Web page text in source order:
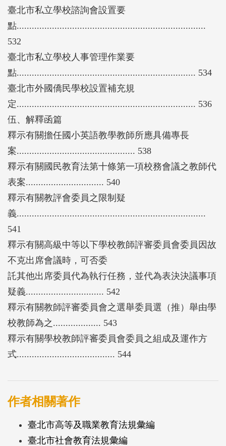
臺北市私立學校諮詢會設置要
點...........................................................................
532
臺北市私立學校人事管理作業要
點....................................................................... 534
臺北市外國僑民學校設置補充規
定....................................................................... 536
伍、解釋函篇
釋示有關擔任國小英語教學教師所應具備專長
案............................................... 538
釋示有關國民教育法第十條第一項校務會議之教師代
表案............................... 540
釋示有關教評會委員之限制疑
義...........................................................................
541
釋示有關高級中等以下學校教師評審委員會委員因故
不克出席會議時，可否委
託其他出席委員代為執行任務，並代為表決決議事項
疑義............................... 542
釋示有關教師評審委員會之選舉委員選（推）舉由學
校教師為之................... 543
釋示有關學校教師評審委員會委員之組成及運作方
式....................................... 544
作者相關著作
臺北市高等及職業教育法規彙編
臺北市社會教育法規彙編